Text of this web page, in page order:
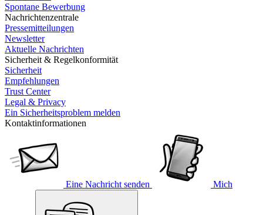
Spontane Bewerbung
Nachrichtenzentrale
Pressemitteilungen
Newsletter
Aktuelle Nachrichten
Sicherheit & Regelkonformität
Sicherheit
Empfehlungen
Trust Center
Legal & Privacy
Ein Sicherheitsproblem melden
Kontaktinformationen
Eine Nachricht senden Mich